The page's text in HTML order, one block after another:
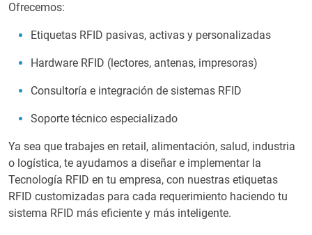
Ofrecemos:
Etiquetas RFID pasivas, activas y personalizadas
Hardware RFID (lectores, antenas, impresoras)
Consultoría e integración de sistemas RFID
Soporte técnico especializado
Ya sea que trabajes en retail, alimentación, salud, industria
o logística, te ayudamos a diseñar e implementar la
Tecnología RFID en tu empresa, con nuestras etiquetas
RFID customizadas para cada requerimiento haciendo tu
sistema RFID más eficiente y más inteligente.